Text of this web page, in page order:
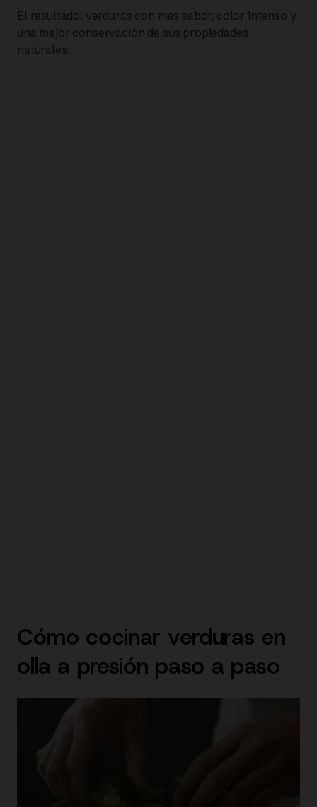
El resultado: verduras con más sabor, color intenso y
una mejor conservación de sus propiedades
naturales.
Cómo cocinar verduras en
olla a presión paso a paso